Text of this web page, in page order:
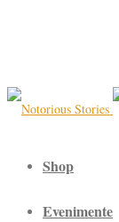
Shop
Evenimente